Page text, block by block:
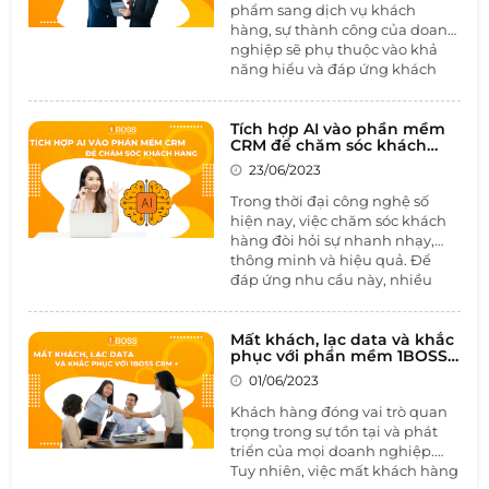
truyền thông ngày càng đa dạng và tối
ưu, mạng xã hội không chỉ là một
trong những lựa chọn về truyền thông
mà còn là "mảnh đất" mà bất kỳ doanh
nghiệp nào cũng phái đặt chân đến.
phẩm sang dịch vụ khách
hàng, sự thành công của doanh
nghiệp sẽ phụ thuộc vào khả
năng hiểu và đáp ứng khách
trong những điều tất yếu để
doanh nghiệp đạt được thành
công trên con đường chinh
viết này, chúng ta hãy cùng tìm
hành trình khách hàng là gì và
tối ưu hành trình khách hàng
vớiphần mềm CRM như thế
nào.
Tích hợp AI vào phần mềm
CRM để chăm sóc khách
hàng
23/06/2023
Trong thời đại công nghệ số
hiện nay, việc chăm sóc khách
hàng đòi hỏi sự nhanh nhạy,
thông minh và hiệu quả. Để
đáp ứng nhu cầu này, nhiều
phần mềm quản lý quan hệ
khách hàng (CRM). Sự kết hợp
giữa AI và CRM không chỉ đem
khách hàng mà còn mở ra
những cơ hội mới để tối ưu hóa
hoạt động kinh doanh và nâng
cao hiệu quả trong tương tác
Mất khách, lạc data và khắc
phục với phần mềm 1BOSS
CRM +
01/06/2023
Khách hàng đóng vai trò quan
trọng trong sự tồn tại và phát
triển của mọi doanh nghiệp.
Tuy nhiên, việc mất khách hàng